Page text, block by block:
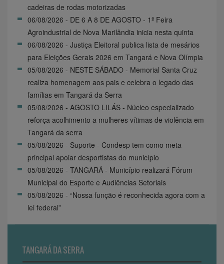
cadeiras de rodas motorizadas
06/08/2026 - DE 6 A 8 DE AGOSTO - 1ª Feira
Agroindustrial de Nova Marilândia inicia nesta quinta
06/08/2026 - Justiça Eleitoral publica lista de mesários
para Eleições Gerais 2026 em Tangará e Nova Olímpia
05/08/2026 - NESTE SÁBADO - Memorial Santa Cruz
realiza homenagem aos pais e celebra o legado das
famílias em Tangará da Serra
05/08/2026 - AGOSTO LILÁS - Núcleo especializado
reforça acolhimento a mulheres vítimas de violência em
Tangará da serra
05/08/2026 - Suporte - Condesp tem como meta
principal apoiar desportistas do município
05/08/2026 - TANGARÁ - Município realizará Fórum
Municipal do Esporte e Audiências Setoriais
05/08/2026 - “Nossa função é reconhecida agora com a
lei federal”
TANGARÁ DA SERRA